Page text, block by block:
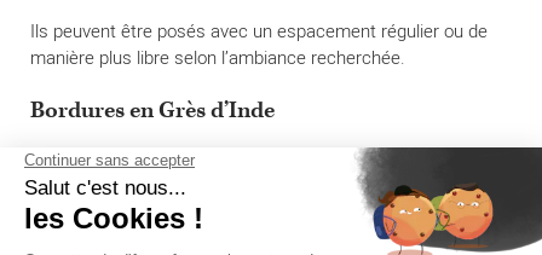
Ils peuvent être posés avec un espacement régulier ou de
manière plus libre selon l’ambiance recherchée.
Bordures en Grès d’Inde
Bordures en pierre naturelle délimitant une allée et un massif
végétalisé.
Les bordures servent à structurer les espaces extérieurs.